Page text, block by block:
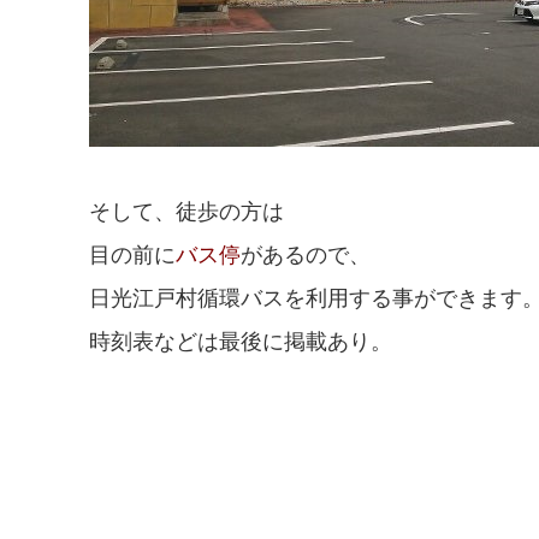
そして、徒歩の方は
目の前にバス停があるので、
日光江戸村循環バスを利用する事ができます
時刻表などは最後に掲載あり。